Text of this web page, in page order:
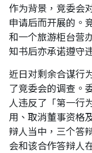
作为背景，竞委会
申请后而开展的。
和一个旅游柜台营
知书后亦承诺遵守
近日对剩余合谋行
了竞委会的调查。
人违反了「第一行
用、取消董事资格
辩人当中，三个答
会和该合作答辩人